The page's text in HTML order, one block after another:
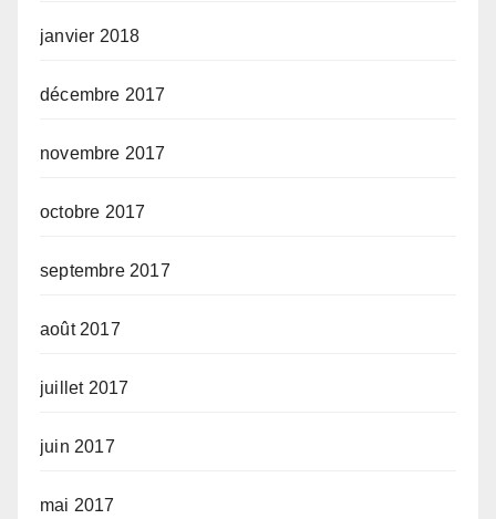
janvier 2018
décembre 2017
novembre 2017
octobre 2017
septembre 2017
août 2017
juillet 2017
juin 2017
mai 2017